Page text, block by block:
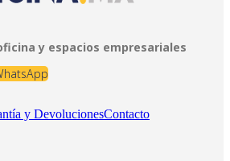
y espacios empresariales
y DevolucionesContacto